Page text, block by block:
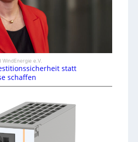
e.V.
statt
schaffen